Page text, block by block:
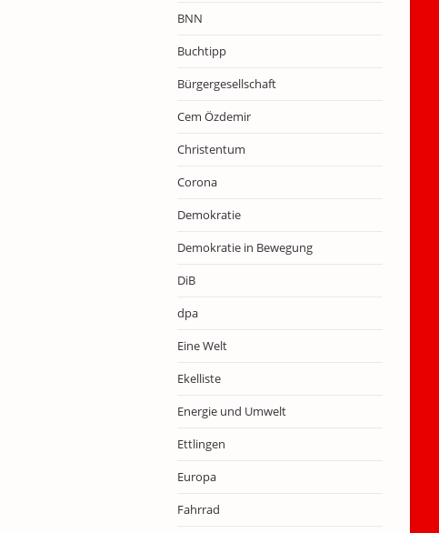
BNN
Buchtipp
Bürgergesellschaft
Cem Özdemir
Christentum
Corona
Demokratie
Demokratie in Bewegung
DiB
dpa
Eine Welt
Ekelliste
Energie und Umwelt
Ettlingen
Europa
Fahrrad